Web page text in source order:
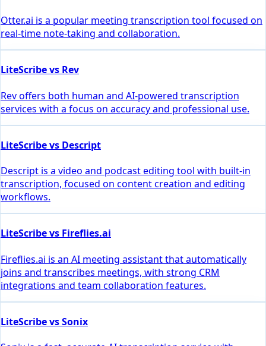
Otter.ai is a popular meeting transcription tool focused on
real-time note-taking and collaboration.
LiteScribe vs Rev
Rev offers both human and AI-powered transcription
services with a focus on accuracy and professional use.
LiteScribe vs Descript
Descript is a video and podcast editing tool with built-in
transcription, focused on content creation and editing
workflows.
LiteScribe vs Fireflies.ai
Fireflies.ai is an AI meeting assistant that automatically
joins and transcribes meetings, with strong CRM
integrations and team collaboration features.
LiteScribe vs Sonix